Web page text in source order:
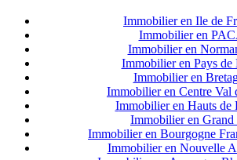
Immobilier en Ile de
Immobilier en
Immobilier en
Immobilier en Pays de
Immobilier en
Immobilier en Centre Val
Immobilier en Hauts de
Immobilier en Grand
Immobilier en Bourgogne
Immobilier en Nouvelle